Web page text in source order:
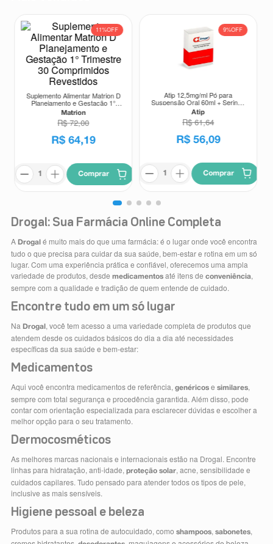
11%OFF
Suplemento Alimentar Matrion D
Planejamento e Gestação 1°
Trimestre 30 Comprimidos
Revestidos
Matrion
R$ 72,00
R$ 64,19
Comprar
9%OFF
Atip 12,5mg/ml Pó para
Suspensão Oral 60ml + Seringa
Dosadora
Atip
R$ 61,64
R$ 56,09
Comprar
Drogal: Sua Farmácia Online Completa
A Drogal é muito mais do que uma farmácia: é o lugar onde você encontra
tudo o que precisa para cuidar da sua saúde, bem-estar e rotina em um só
lugar. Com uma experiência prática e confiável, oferecemos uma ampla
variedade de produtos, desde medicamentosaté itens de conveniência,
sempre com a qualidade e tradição de quem entende de cuidado.
Encontre tudo em um só lugar
Na Drogal , você tem acesso a uma variedade completa de produtos que
atendem desde os cuidados básicos do dia a dia até necessidades
específicas da sua saúde e bem-estar:
Medicamentos
Aqui você encontra medicamentos de referência, genéricose similares,
sempre com total segurança e procedência garantida. Além disso, pode
contar com orientação especializada para esclarecer dúvidas e escolher a
melhor opção para o seu tratamento.
Dermocosméticos
As melhores marcas nacionais e internacionais estão na Drogal. Encontre
linhas para hidratação, anti-idade, proteção solar, acne, sensibilidade e
cuidados capilares. Tudo pensado para atender todos os tipos de pele,
inclusive as mais sensíveis.
Higiene pessoal e beleza
Produtos para a sua rotina de autocuidado, como shampoos, sabonetes,